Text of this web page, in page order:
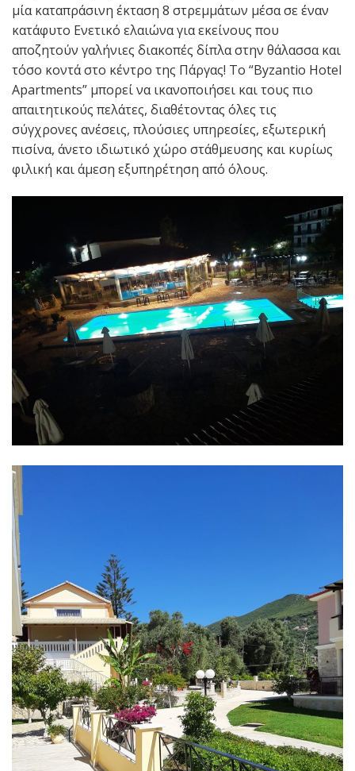
μία καταπράσινη έκταση 8 στρεμμάτων μέσα σε έναν
κατάφυτο Ενετικό ελαιώνα για εκείνους που
αποζητούν γαλήνιες διακοπές δίπλα στην θάλασσα και
τόσο κοντά στο κέντρο της Πάργας! Το “Byzantio Hotel
Apartments” μπορεί να ικανοποιήσει και τους πιο
απαιτητικούς πελάτες, διαθέτοντας όλες τις
σύγχρονες ανέσεις, πλούσιες υπηρεσίες, εξωτερική
πισίνα, άνετο ιδιωτικό χώρο στάθμευσης και κυρίως
φιλική και άμεση εξυπηρέτηση από όλους.